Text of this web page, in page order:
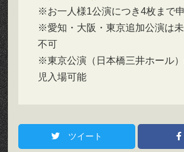
※お一人様1公演につき4枚まで
※愛知・大阪・東京追加公演は
不可
※東京公演（日本橋三井ホール
児入場可能
ツイート